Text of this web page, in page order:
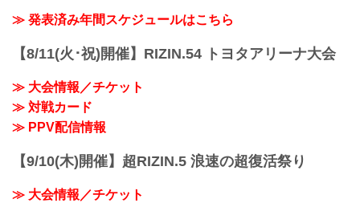
会場
JR京浜東北線・JR上野東京ライン（宇都
宮線・高崎線）「さいたま新都心」駅か
事前番組
日付 時間 放送・配信媒体 番組名・その
12/20（月） 20:30〜 RIZIN FF公式
≫ 発表済み年間スケジュールはこちら
【8/11(火･祝)開催】RIZIN.54 トヨタアリーナ大会
≫ 大会情報／チケット
≫ 対戦カード
≫ PPV配信情報
【9/10(木)開催】超RIZIN.5 浪速の超復活祭り
≫ 大会情報／チケット